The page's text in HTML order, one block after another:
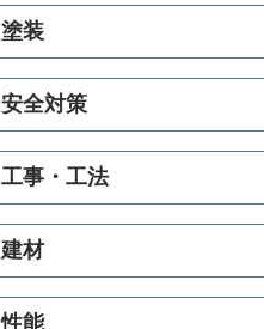
塗装
安全対策
工事・工法
建材
性能